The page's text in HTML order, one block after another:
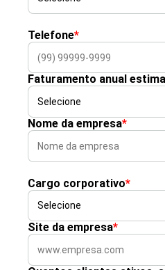
Telefone*
Faturamento anual
Nome da empresa*
Cargo corporativo*
Site da empresa*